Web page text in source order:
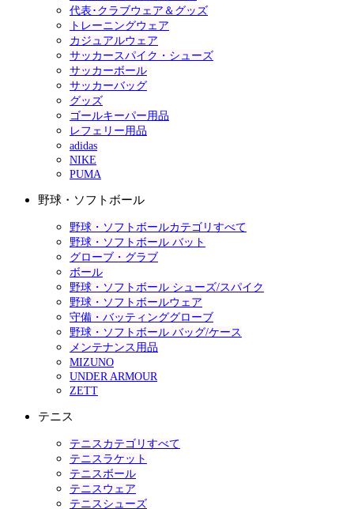
代表･クラブウェア＆グッズ
トレーニングウェア
カジュアルウェア
サッカースパイク・シューズ
サッカーボール
サッカーバッグ
グッズ
ゴールキーパー用品
レフェリー用品
adidas
NIKE
PUMA
野球・ソフトボール
野球・ソフトボールカテゴリすべて
野球・ソフトボール バット
グローブ・グラブ
ボール
野球・ソフトボール シューズ/スパイク
野球・ソフトボールウェア
守備・バッティンググローブ
野球・ソフトボール バッグ/ケース
メンテナンス用品
MIZUNO
UNDER ARMOUR
ZETT
テニス
テニスカテゴリすべて
テニスラケット
テニスボール
テニスウェア
テニスシューズ